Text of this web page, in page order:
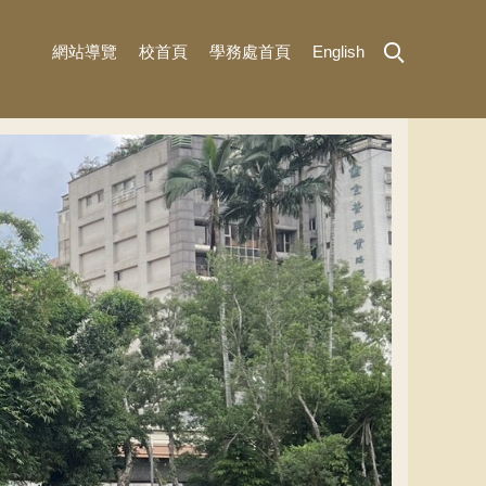
網站導覽 校首頁 學務處首頁 English